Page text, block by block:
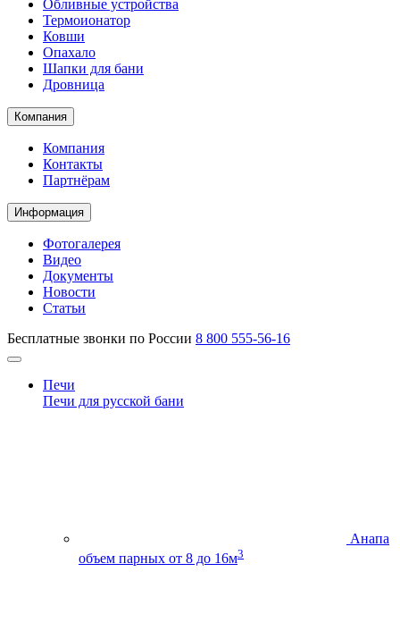
Обливные устройства
Термоионатор
Ковши
Опахало
Шапки для бани
Дровница
Компания
Компания
Контакты
Партнёрам
Информация
Фотогалерея
Видео
Документы
Новости
Статьи
Бесплатные звонки по России 8 800 555-56-16
Печи
Печи для русской бани
Анапа
объем парных от 8 до 16м3